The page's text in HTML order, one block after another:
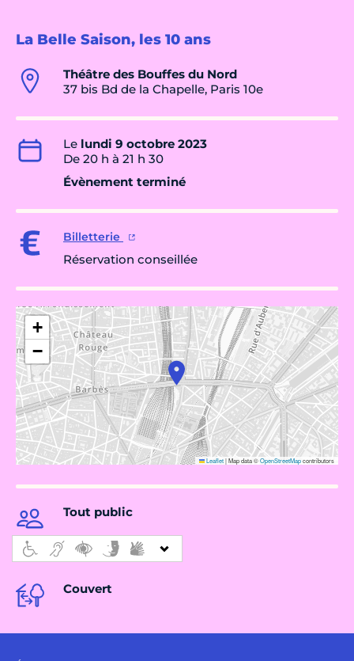
La Belle Saison, les 10 ans
Théâtre des Bouffes du Nord
37 bis Bd de la Chapelle, Paris 10e
Le lundi 9 octobre 2023
De 20 h à 21 h 30
Évènement terminé
Billetterie
Réservation conseillée
+
−
Leaflet|Map data ©OpenStreetMapcontributors
Tout public
Couvert